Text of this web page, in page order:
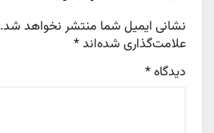
نشانی ایمیل شما منتشر نخواهد شد.
علامت‌گذاری شده‌اند*
دیدگاه*